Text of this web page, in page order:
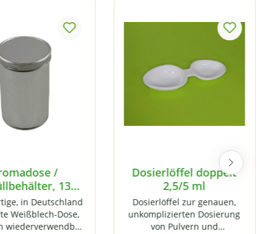
/
1300
hochwertigem
mit
in Deutschland
Weißblech-Dose,
wiederverwendbar
Dosierlöffel doppelt
2,5/5 ml
Dosierlöffel zur genauen,
unkomplizierten Dosierung
von Pulvern und